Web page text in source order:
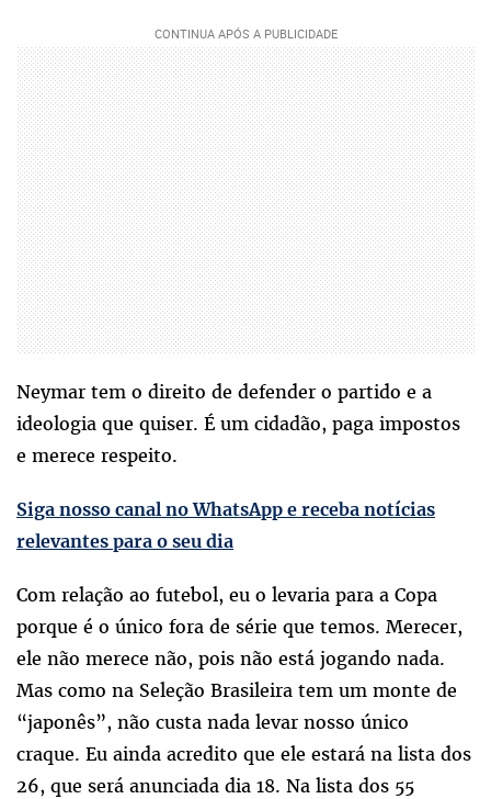
Neymar tem o direito de defender o partido e a
ideologia que quiser. É um cidadão, paga impostos
e merece respeito.
Siga nosso canal no WhatsApp e receba notícias
relevantes para o seu dia
Com relação ao futebol, eu o levaria para a Copa
porque é o único fora de série que temos. Merecer,
ele não merece não, pois não está jogando nada.
Mas como na Seleção Brasileira tem um monte de
“japonês”, não custa nada levar nosso único
craque. Eu ainda acredito que ele estará na lista dos
26, que será anunciada dia 18. Na lista dos 55